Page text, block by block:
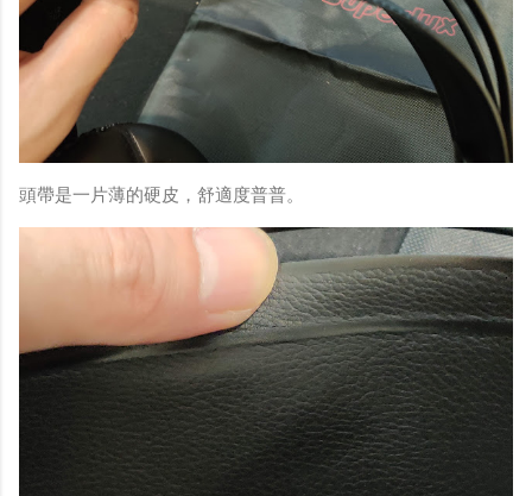
頭帶是一片薄的硬皮，舒適度普普。